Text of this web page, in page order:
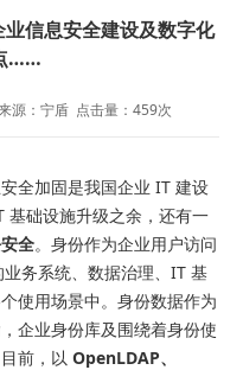
信息安全建设及数字化
……
源：宁盾 点击量： 459次
全加固是我国企业 IT 建设
基础设施升级之余，还有一
全。身份作为企业用户访问
务系统、数据治理、IT 基
使用场景中。身份数据作为
企业身份库及围绕着身份使
前，以 OpenLDAP、